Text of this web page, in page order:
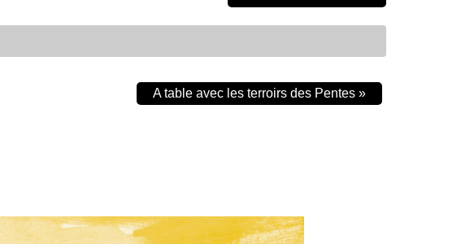
A table avec les terroirs des Pentes »